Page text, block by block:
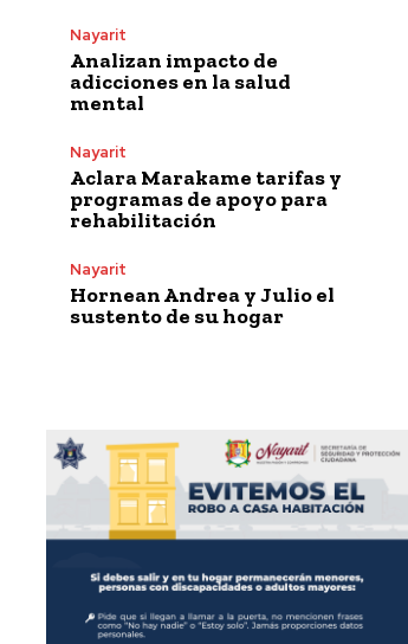
Nayarit
Analizan impacto de
adicciones en la salud
mental
Nayarit
Aclara Marakame tarifas y
programas de apoyo para
rehabilitación
Nayarit
Hornean Andrea y Julio el
sustento de su hogar